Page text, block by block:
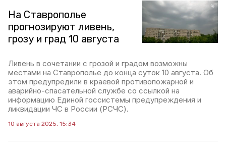
На Ставрополье
прогнозируют ливень,
грозу и град 10 августа
Ливень в сочетании с грозой и градом возможны
местами на Ставрополье до конца суток 10 августа. Об
этом предупредили в краевой противопожарной и
аварийно-спасательной службе со ссылкой на
информацию Единой госсистемы предупреждения и
ликвидации ЧС в России (РСЧС).
10 августа 2025, 15:34